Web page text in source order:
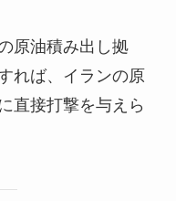
原油積み出し拠
れば、イランの原
直接打撃を与えら